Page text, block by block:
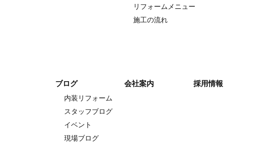
リフォームメニュー
施工の流れ
ブログ
内装リフォーム
スタッフブログ
イベント
現場ブログ
会社案内 採用情報